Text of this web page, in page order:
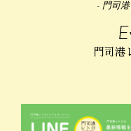
- 門司
門司港